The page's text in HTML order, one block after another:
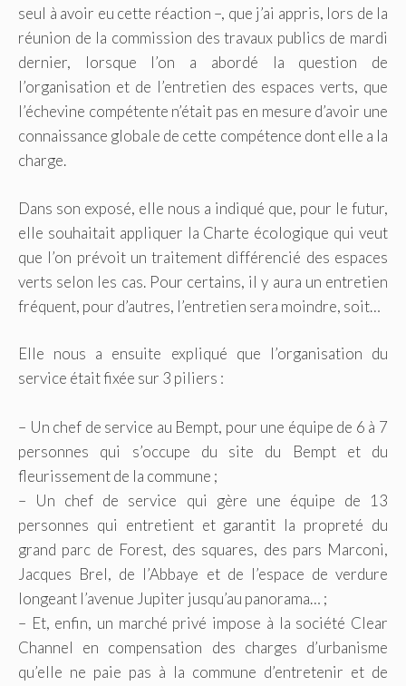
seul à avoir eu cette réaction –, que j’ai appris, lors de la
réunion de la commission des travaux publics de mardi
dernier, lorsque l’on a abordé la question de
l’organisation et de l’entretien des espaces verts, que
l’échevine compétente n’était pas en mesure d’avoir une
connaissance globale de cette compétence dont elle a la
charge.
Dans son exposé, elle nous a indiqué que, pour le futur,
elle souhaitait appliquer la Charte écologique qui veut
que l’on prévoit un traitement différencié des espaces
verts selon les cas. Pour certains, il y aura un entretien
fréquent, pour d’autres, l’entretien sera moindre, soit…
Elle nous a ensuite expliqué que l’organisation du
service était fixée sur 3 piliers :
– Un chef de service au Bempt, pour une équipe de 6 à 7
personnes qui s’occupe du site du Bempt et du
fleurissement de la commune ;
– Un chef de service qui gère une équipe de 13
personnes qui entretient et garantit la propreté du
grand parc de Forest, des squares, des pars Marconi,
Jacques Brel, de l’Abbaye et de l’espace de verdure
longeant l’avenue Jupiter jusqu’au panorama… ;
– Et, enfin, un marché privé impose à la société Clear
Channel en compensation des charges d’urbanisme
qu’elle ne paie pas à la commune d’entretenir et de